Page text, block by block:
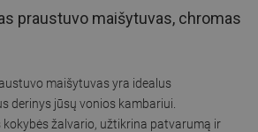
praustuvo maišytuvas, chromas
maišytuvas yra idealus
derinys jūsų vonios kambariui.
žalvario, užtikrina patvarumą ir